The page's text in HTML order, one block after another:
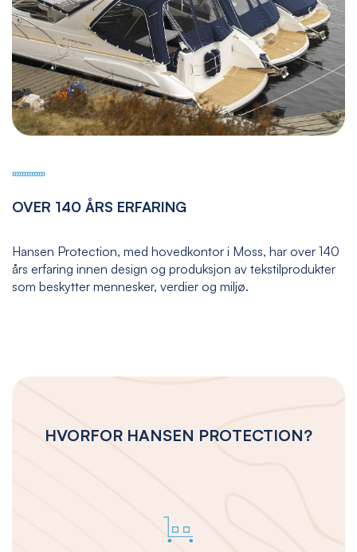
OVER 140 ÅRS ERFARING
Hansen Protection, med hovedkontor i Moss, har over 140
års erfaring innen design og produksjon av tekstilprodukter
som beskytter mennesker, verdier og miljø.
HVORFOR HANSEN PROTECTION?